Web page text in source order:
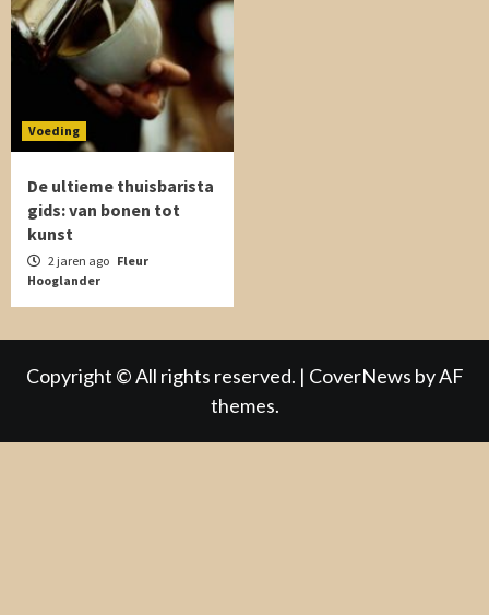
Voeding
De ultieme thuisbarista
gids: van bonen tot
kunst
2 jaren ago Fleur
Hooglander
Copyright © All rights reserved. | CoverNews by AF
themes.